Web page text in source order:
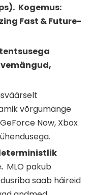
Kogemus:
Fast & Future-
võrgumänge
Now, Xbox
MLO pakub
saab häireid